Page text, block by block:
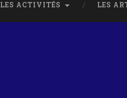
LES ACTIVITÉS LES